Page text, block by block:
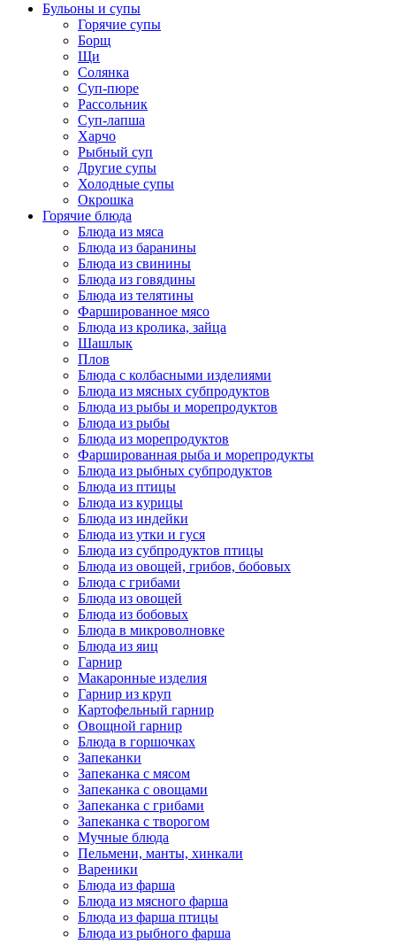
Бульоны и супы
Горячие супы
Борщ
Щи
Солянка
Суп-пюре
Рассольник
Суп-лапша
Харчо
Рыбный суп
Другие супы
Холодные супы
Окрошка
Горячие блюда
Блюда из мяса
Блюда из баранины
Блюда из свинины
Блюда из говядины
Блюда из телятины
Фаршированное мясо
Блюда из кролика, зайца
Шашлык
Плов
Блюда с колбасными изделиями
Блюда из мясных субпродуктов
Блюда из рыбы и морепродуктов
Блюда из рыбы
Блюда из морепродуктов
Фаршированная рыба и морепродукты
Блюда из рыбных субпродуктов
Блюда из птицы
Блюда из курицы
Блюда из индейки
Блюда из утки и гуся
Блюда из субпродуктов птицы
Блюда из овощей, грибов, бобовых
Блюда с грибами
Блюда из овощей
Блюда из бобовых
Блюда в микроволновке
Блюда из яиц
Гарнир
Макаронные изделия
Гарнир из круп
Картофельный гарнир
Овощной гарнир
Блюда в горшочках
Запеканки
Запеканка с мясом
Запеканка с овощами
Запеканка с грибами
Запеканка с творогом
Мучные блюда
Пельмени, манты, хинкали
Вареники
Блюда из фарша
Блюда из мясного фарша
Блюда из фарша птицы
Блюда из рыбного фарша